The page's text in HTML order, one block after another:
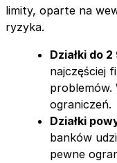
limity, oparte na
ryzyka.
Działki do
najczęściej
problemów.
ograniczeń.
Działki
banków
pewne